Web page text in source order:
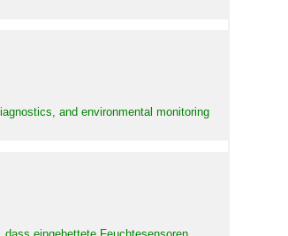
and environmental monitoring